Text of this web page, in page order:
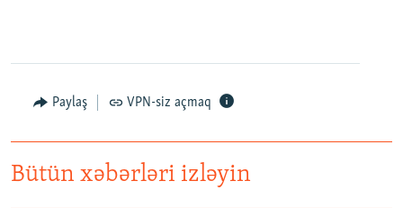
Paylaş VPN-siz açmaq
Bütün xəbərləri izləyin